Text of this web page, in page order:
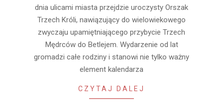
dnia ulicami miasta przejdzie uroczysty Orszak
Trzech Króli, nawiązujący do wielowiekowego
zwyczaju upamiętniającego przybycie Trzech
Mędrców do Betlejem. Wydarzenie od lat
gromadzi całe rodziny i stanowi nie tylko ważny
element kalendarza
CZYTAJ DALEJ